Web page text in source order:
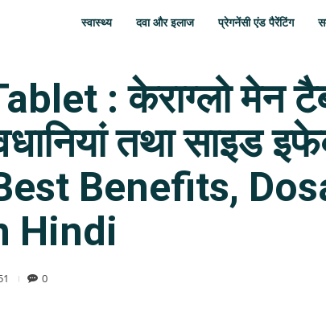
स्वास्थ्य दवा और इलाज प्रेगनेंसी एंड पैरेंटिंग
: केराग्लो मेन
तथा साइड
Benefits,
Hindi
0